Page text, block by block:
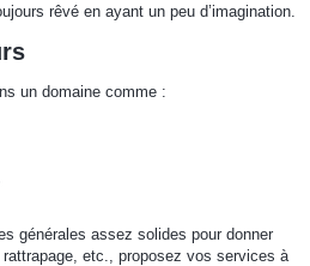
rêvé en ayant un peu d’imagination.
un domaine comme :
générales assez solides pour donner
rattrapage, etc., proposez vos services à